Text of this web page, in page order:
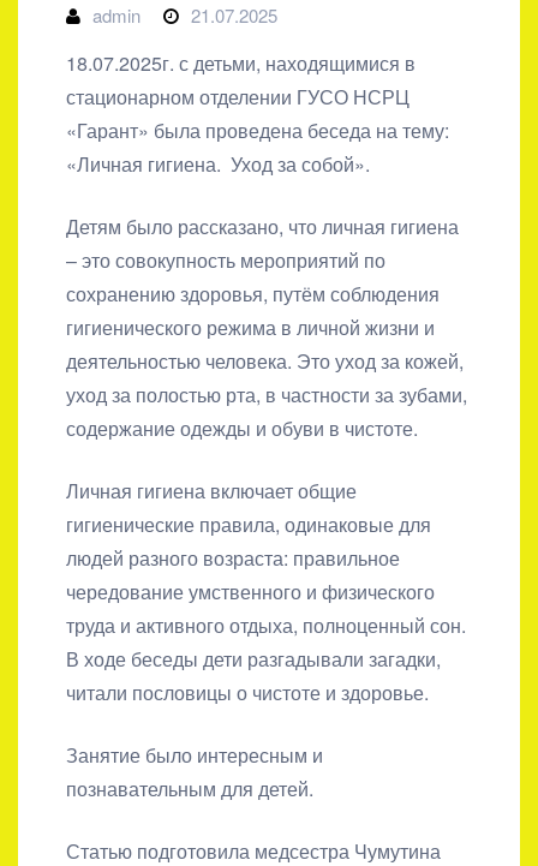
admin 21.07.2025
18.07.2025г. с детьми, находящимися в
стационарном отделении ГУСО НСРЦ
«Гарант» была проведена беседа на тему:
«Личная гигиена. Уход за собой».
Детям было рассказано, что личная гигиена
– это совокупность мероприятий по
сохранению здоровья, путём соблюдения
гигиенического режима в личной жизни и
деятельностью человека. Это уход за кожей,
уход за полостью рта, в частности за зубами,
содержание одежды и обуви в чистоте.
Личная гигиена включает общие
гигиенические правила, одинаковые для
людей разного возраста: правильное
чередование умственного и физического
труда и активного отдыха, полноценный сон.
В ходе беседы дети разгадывали загадки,
читали пословицы о чистоте и здоровье.
Занятие было интересным и
познавательным для детей.
Статью подготовила медсестра Чумутина